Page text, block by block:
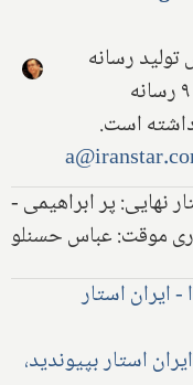
رسانه
دیجیتال دارد و مدیریت تولید بیش ۹ رسانه
است.
نهایی: پر ابراهیمی -
موقت: عباس حسنلو
- ایران استار
استار بپیوندید،